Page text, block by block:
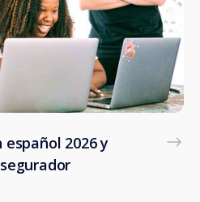
2026 y